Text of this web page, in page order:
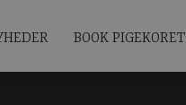
BOOK PIGEKORET